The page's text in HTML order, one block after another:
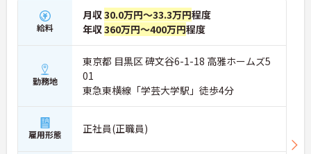
【充実した支援制度を活用して、上位資格へのステ
ップアップが期待できます】
・働きながら主任介護支援専門員を目指せる資格取
得支援制度があり、着実にケアマネジャーとしての
専門性を高めていける体制があります
・上位資格の取得後は月1万円の資格手当が支給さ
れるほか、年1回の定期昇給・昇格制度により日々
の努力がしっかりと給与に還元されます
【大手グループの充実した福利厚生のもと、将来に
わたり長く働き続けられます】
給料
月収30.0万円～33.3万円程度
年収360万円～400万円程度
勤務地
東京都 目黒区 碑文谷6-1-18 高雅ホームズ5
01
東急東横線「学芸大学駅」徒歩4分
雇用形態 正社員(正職員)